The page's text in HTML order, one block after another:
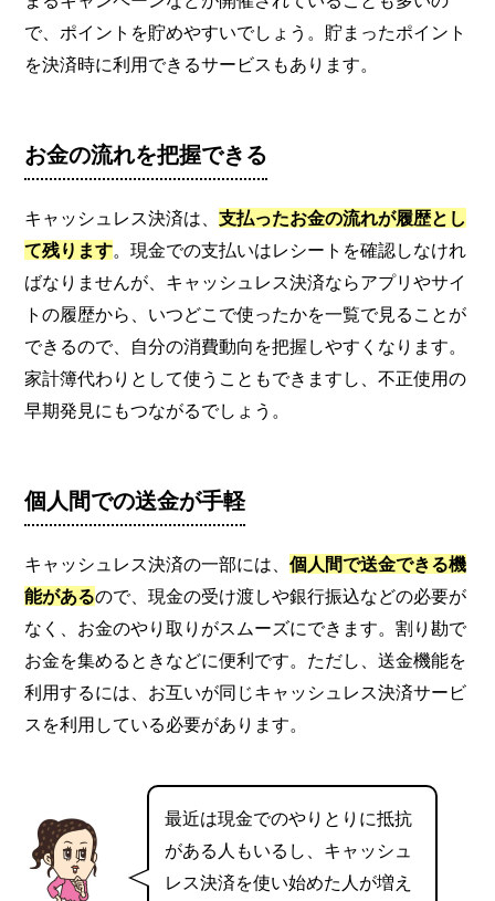
で、ポイントを貯めやすいでしょう。貯まったポイント
を決済時に利用できるサービスもあります。
お金の流れを把握できる
キャッシュレス決済は、支払ったお金の流れが履歴とし
て残ります。現金での支払いはレシートを確認しなけれ
ばなりませんが、キャッシュレス決済ならアプリやサイ
トの履歴から、いつどこで使ったかを一覧で見ることが
できるので、自分の消費動向を把握しやすくなります。
家計簿代わりとして使うこともできますし、不正使用の
早期発見にもつながるでしょう。
個人間での送金が手軽
キャッシュレス決済の一部には、個人間で送金できる機
能があるので、現金の受け渡しや銀行振込などの必要が
なく、お金のやり取りがスムーズにできます。割り勘で
お金を集めるときなどに便利です。ただし、送金機能を
利用するには、お互いが同じキャッシュレス決済サービ
スを利用している必要があります。
最近は現金でのやりとりに抵抗
がある人もいるし、キャッシュ
レス決済を使い始めた人が増え